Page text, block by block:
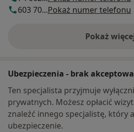
603 70...Pokaż numer telefonu
Pokaż o
Ubezpieczenia - brak
Ten specjalista przyjmuje
prywatnych. Możesz opłacić
znaleźć innego specjalistę, który
ubezpieczenie.